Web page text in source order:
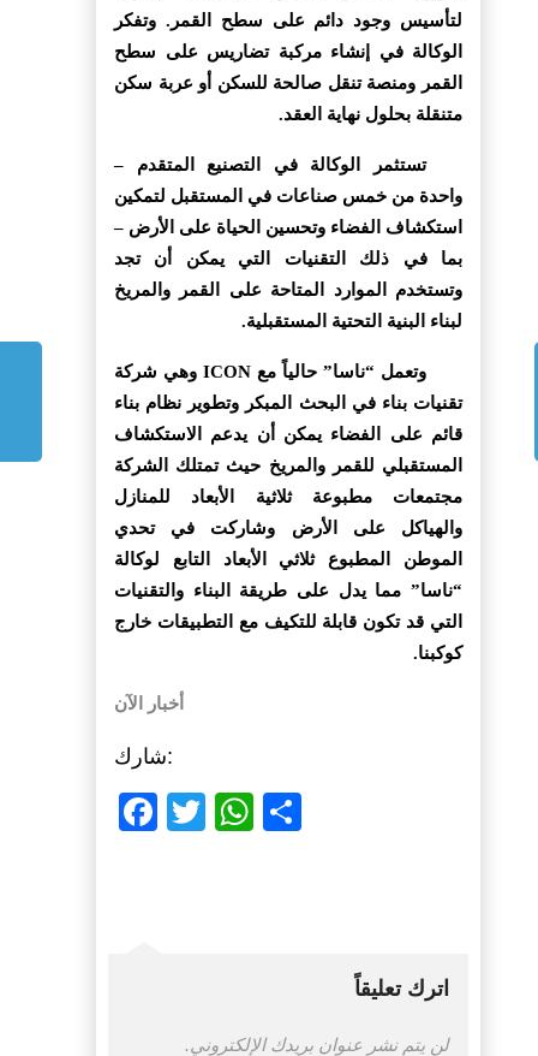
لتأسيس وجود دائم على سطح القمر. وتفكر
الوكالة في إنشاء مركبة تضاريس على سطح
القمر ومنصة تنقل صالحة للسكن أو عربة سكن
متنقلة بحلول نهاية العقد.
تستثمر الوكالة في التصنيع المتقدم –
واحدة من خمس صناعات في المستقبل لتمكين
استكشاف الفضاء وتحسين الحياة على الأرض –
بما في ذلك التقنيات التي يمكن أن تجد
وتستخدم الموارد المتاحة على القمر والمريخ
لبناء البنية التحتية المستقبلية.
وتعمل “ناسا” حالياً مع ICON وهي شركة
تقنيات بناء في البحث المبكر وتطوير نظام بناء
قائم على الفضاء يمكن أن يدعم الاستكشاف
المستقبلي للقمر والمريخ حيث تمتلك الشركة
مجتمعات مطبوعة ثلاثية الأبعاد للمنازل
والهياكل على الأرض وشاركت في تحدي
الموطن المطبوع ثلاثي الأبعاد التابع لوكالة
“ناسا” مما يدل على طريقة البناء والتقنيات
التي قد تكون قابلة للتكيف مع التطبيقات خارج
كوكبنا.
أخبار الآن
شارك:
Facebook
TwitterWhatsApp
اترك تعليقاً
لن يتم نشر عنوان بريدك الإلكتروني.